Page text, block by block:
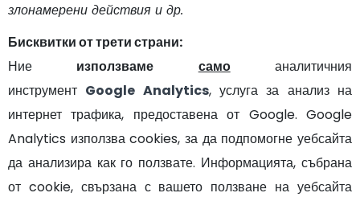
злонамерени действия и др.
Бисквитки от трети страни:
Ние използваме самоаналитичния
инструмент Google Analytics, услуга за анализ на
интернет трафика, предоставена от Google. Google
Analytics използва cookies, за да подпомогне уебсайта
да анализира как го ползвате. Информацията, събрана
от cookie, свързана с вашето ползване на уебсайта